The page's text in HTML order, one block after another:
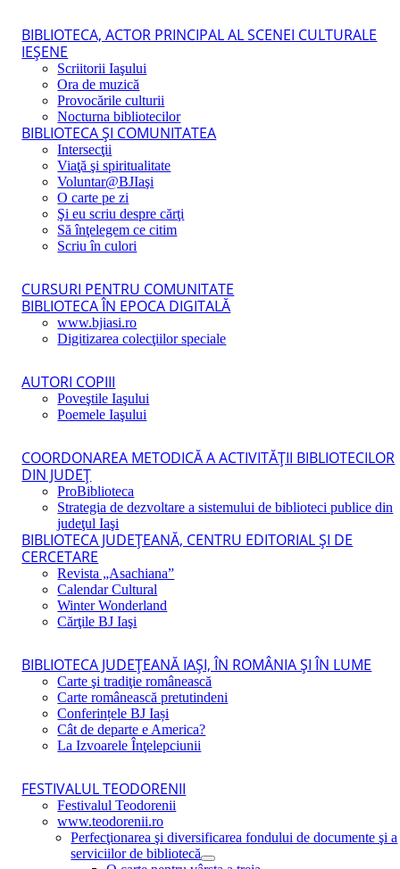
BIBLIOTECA, ACTOR PRINCIPAL AL SCENEI CULTURALE
IEŞENE
Scriitorii Iaşului
Ora de muzică
Provocările culturii
Nocturna bibliotecilor
BIBLIOTECA ŞI COMUNITATEA
Intersecţii
Viaţă şi spiritualitate
Voluntar@BJIaşi
O carte pe zi
Şi eu scriu despre cărţi
Să înţelegem ce citim
Scriu în culori
CURSURI PENTRU COMUNITATE
BIBLIOTECA ÎN EPOCA DIGITALĂ
www.bjiasi.ro
Digitizarea colecţiilor speciale
AUTORI COPIII
Poveştile Iaşului
Poemele Iaşului
COORDONAREA METODICĂ A ACTIVITĂŢII BIBLIOTECILOR
DIN JUDEŢ
ProBiblioteca
Strategia de dezvoltare a sistemului de biblioteci publice din
judeţul Iaşi
BIBLIOTECA JUDEŢEANĂ, CENTRU EDITORIAL ŞI DE
CERCETARE
Revista „Asachiana”
Calendar Cultural
Winter Wonderland
Cărţile BJ Iaşi
BIBLIOTECA JUDEŢEANĂ IAŞI, ÎN ROMÂNIA ŞI ÎN LUME
Carte şi tradiţie românească
Carte românească pretutindeni
Conferințele BJ Iași
Cât de departe e America?
La Izvoarele Înţelepciunii
FESTIVALUL TEODORENII
Festivalul Teodorenii
www.teodorenii.ro
Perfecţionarea şi diversificarea fondului de documente şi a
serviciilor de bibliotecă